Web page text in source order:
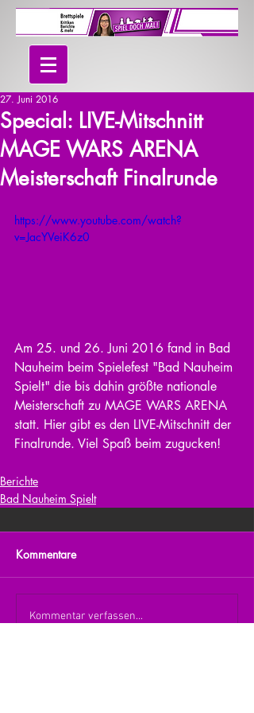
Special: LIVE-Mitschnitt
MAGE WARS ARENA
Meisterschaft Finalrunde
27. Juni 2016
https://www.youtube.com/watch?
v=JacYVeiK6z0
Am 25. und 26. Juni 2016 fand in Bad
Nauheim beim Spielefest "Bad Nauheim
Spielt" die bis dahin größte nationale
Meisterschaft zu MAGE WARS ARENA
statt. Hier gibt es den LIVE-Mitschnitt der
Finalrunde. Viel Spaß beim zugucken!
Berichte
Bad Nauheim Spielt
Kommentare
Kommentar verfassen...